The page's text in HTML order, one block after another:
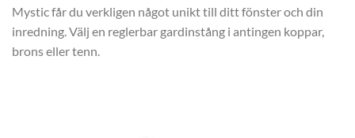
Mystic får du verkligen något unikt till ditt fönster och din
inredning. Välj en reglerbar gardinstång i antingen koppar,
brons eller tenn.